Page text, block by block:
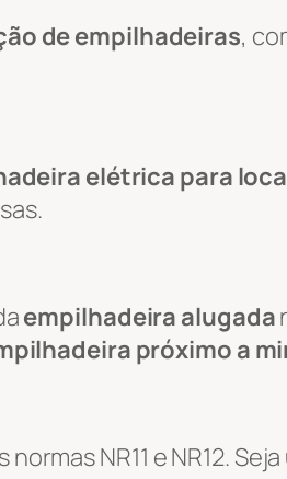
de empilhadeiras,
elétrica para
empilhadeira alugada
próximo a
NR11 e NR12.